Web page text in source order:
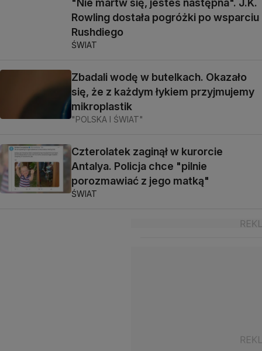
Rowling dostała pogróżki po wsparciu
Rushdiego
ŚWIAT
Zbadali wodę w butelkach. Okazało
się, że z każdym łykiem przyjmujemy
mikroplastik
"POLSKA I ŚWIAT"
Czterolatek zaginął w kurorcie
Antalya. Policja chce "pilnie
porozmawiać z jego matką"
ŚWIAT